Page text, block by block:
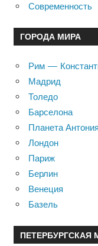
Современность
ГОРОДА МИРА
Рим —
Мадрид
Толедо
Барселона
Планета
Лондон
Париж
Берлин
Венеция
Базель
ПЕТЕРБУРГСКАЯ